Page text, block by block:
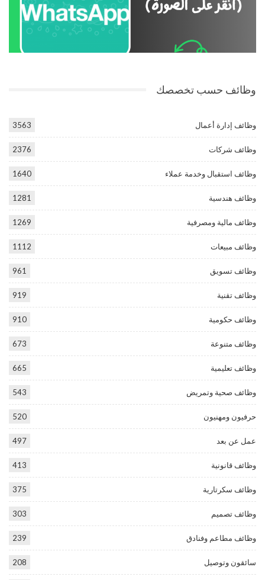
وظائف حسب تخصصك
وظائف إدارة أعمال 3563
وظائف شركات 2376
وظائف استقبال وخدمة عملاء 1640
وظائف هندسية 1281
وظائف مالية ومصرفية 1269
وظائف مبيعات 1112
وظائف تسويق 961
وظائف تقنية 919
وظائف حكومية 910
وظائف متنوعة 673
وظائف تعليمية 665
وظائف صحية وتمريض 543
حرفيون ومهنيون 520
عمل عن بعد 497
وظائف قانونية 413
وظائف سكرتارية 375
وظائف تصميم 303
وظائف مطاعم وفنادق 239
سائقون وتوصيل 208